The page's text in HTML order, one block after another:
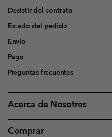
Desistir del contrato
Estado del pedido
Envío
Pago
Preguntas frecuentes
Acerca de Nosotros
Comprar